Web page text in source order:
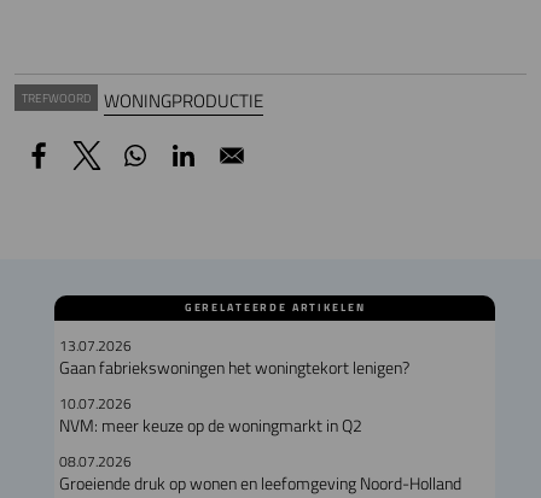
TREFWOORD WONINGPRODUCTIE
GERELATEERDE ARTIKELEN
13.07.2026
Gaan fabriekswoningen het woningtekort lenigen?
10.07.2026
NVM: meer keuze op de woningmarkt in Q2
08.07.2026
Groeiende druk op wonen en leefomgeving Noord-Holland